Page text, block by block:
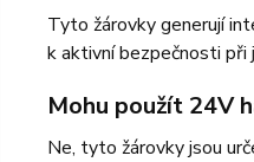
Tyto žárovky generují
k aktivní bezpečnosti při
Mohu použít 24V
Ne, tyto žárovky jsou